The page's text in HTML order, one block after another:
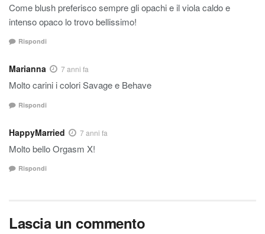
Come blush preferisco sempre gli opachi e il viola caldo e
intenso opaco lo trovo bellissimo!
Rispondi
Marianna 7 anni fa
Molto carini i colori Savage e Behave
Rispondi
HappyMarried 7 anni fa
Molto bello Orgasm X!
Rispondi
Lascia un commento